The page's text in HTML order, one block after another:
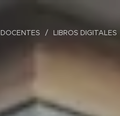
DOCENTES LIBROS DIGITALES